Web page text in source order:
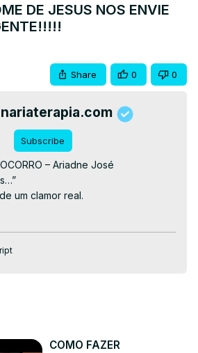
DE JESUS NOS ENVIE
Share 0 0
Subscribe
– Ariadne José
um clamor real.
como eu, precisam de socorro
COMO FAZER